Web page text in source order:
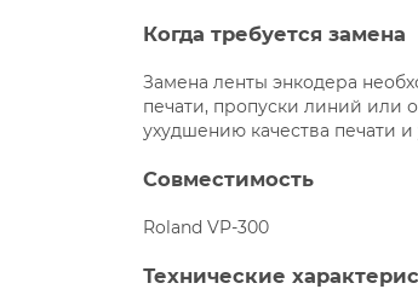
Когда требуется замена
Замена ленты энкодера
печати, пропуски линий или
ухудшению качества печати
Совместимость
Roland VP-300
Технические